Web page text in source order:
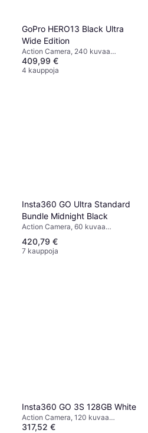
GoPro HERO13 Black Ultra
Wide Edition
Action Camera, 240 kuvaa
sekunnissa, CMOS, 5.3k
409,99 €
4 kauppoja
Insta360 GO Ultra Standard
Bundle Midnight Black
Action Camera, 60 kuvaa
420,79 €
7 kauppoja
Insta360 GO 3S 128GB White
Action Camera, 120 kuvaa
sekunnissa, 2.7k
317,52 €